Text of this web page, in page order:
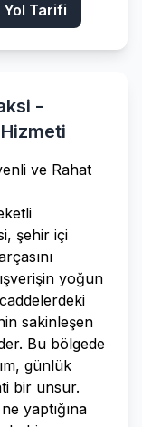
Yol Tarifi
-
ve Rahat
şehir içi
yoğun
sakinleşen
Bu bölgede
günlük
bir unsur.
yaptığına